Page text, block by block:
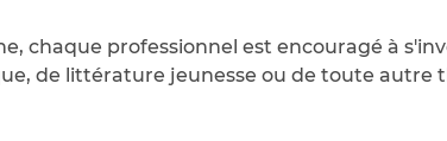
chaque professionnel est encouragé à
de littérature jeunesse ou de toute autre